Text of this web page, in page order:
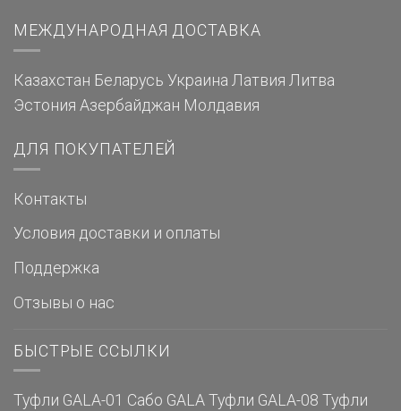
МЕЖДУНАРОДНАЯ ДОСТАВКА
Казахстан Беларусь Украина Латвия Литва
Эстония Азербайджан Молдавия
ДЛЯ ПОКУПАТЕЛЕЙ
Контакты
Условия доставки и оплаты
Поддержка
Отзывы о нас
БЫСТРЫЕ ССЫЛКИ
Туфли GALA-01 Сабо GALA Туфли GALA-08 Туфли